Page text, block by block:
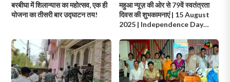
बरबीघा में शिलान्यास का महोत्सव, एक ही
योजना का तीसरी बार उद्घाटन तय!
महुआ न्यूज़ की ओर से 79वें स्वतंत्रता
दिवस की शुभकामनाएं | 15 August
2025 | Independence Day